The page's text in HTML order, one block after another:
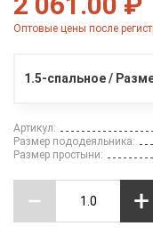
Оптовые цены после
1.5-спальное /
Артикул:
Размер пододеяльника:
Размер простыни: